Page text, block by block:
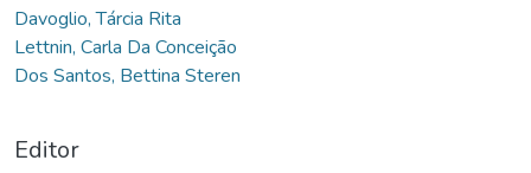
Davoglio, Tárcia Rita
Lettnin, Carla Da Conceição
Dos Santos, Bettina Steren
Editor